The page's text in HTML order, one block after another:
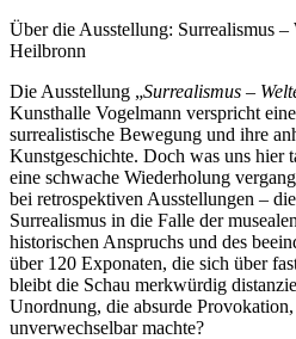
Über die Ausstellung: Surrealismus
Heilbronn
Die Ausstellung „Surrealismus –
Kunsthalle Vogelmann verspricht
surrealistische Bewegung und ihre
Kunstgeschichte. Doch was uns hier
eine schwache Wiederholung
bei retrospektiven Ausstellungen –
Surrealismus in die Falle der
historischen Anspruchs und des
über 120 Exponaten, die sich über
bleibt die Schau merkwürdig
Unordnung, die absurde
unverwechselbar machte?